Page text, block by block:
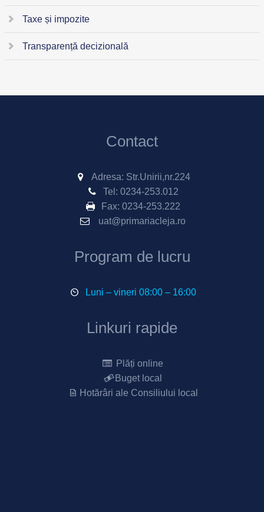
Taxe și impozite
Transparență decizională
Contact
Adresa: Str.Unirii,nr.224
Tel: 0234-253.012
Fax: 0234-253.222
uat@primariacleja.ro
Program de lucru
Luni – vineri 08:00 – 16:00
Linkuri rapide
Plăți online
Buget local
Hotărâri ale Consiliului local